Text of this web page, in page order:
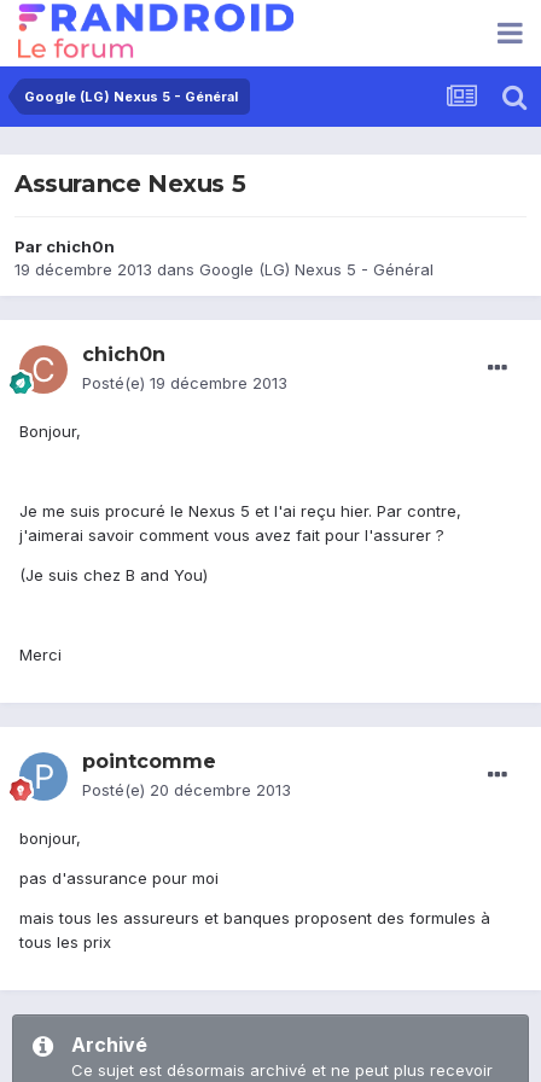
Google (LG) Nexus 5 - Général
Assurance Nexus 5
Par chich0n
19 décembre 2013 dans Google (LG) Nexus 5 - Général
chich0n
Posté(e) 19 décembre 2013
Bonjour,
Je me suis procuré le Nexus 5 et l'ai reçu hier. Par contre,
j'aimerai savoir comment vous avez fait pour l'assurer ?
(Je suis chez B and You)
Merci
pointcomme
Posté(e) 20 décembre 2013
bonjour,
pas d'assurance pour moi
mais tous les assureurs et banques proposent des formules à
tous les prix
Archivé
Ce sujet est désormais archivé et ne peut plus recevoir